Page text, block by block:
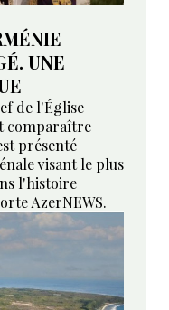
UNE
de l'Église
comparaître
présenté
visant le plus
l'histoire
AzerNEWS.